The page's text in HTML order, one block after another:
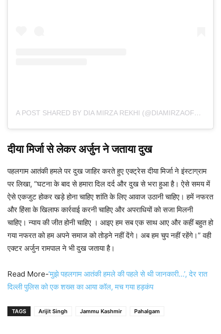
A POST SHARED BY DIA MIRZA REKHI (@DIAMIRZAOFFICIAL)
दीया मिर्जा से लेकर अर्जुन ने जताया दुख
पहलगाम आतंकी हमले पर दुख जाहिर करते हुए एक्ट्रेस दीया मिर्जा ने इंस्टाग्राम
पर लिखा, “घटना के बाद से हमारा दिल दर्द और दुख से भरा हुआ है। ऐसे समय में
ऐसे एकजुट होकर खड़े होना चाहिए शांति के लिए आवाज उठानी चाहिए। हमें नफरत
और हिंसा के खिलाफ कार्रवाई करनी चाहिए और अपराधियों को सजा मिलनी
चाहिए। न्याय की जीत होनी चाहिए ‌। आइए हम सब एक साथ आए और कहीं बहुत हो
गया नफरत को हम अपने समाज को तोड़ने नहीं देंगे। अब हम चुप नहीं रहेंगे।” वही
एक्टर अर्जुन रामपाल ने भी दुख जताया है।
Read More-‘मुझे पहलगाम आतंकी हमले की पहले से थी जानकारी…’, देर रात
दिल्ली पुलिस को एक शख्स का आया कॉल, मच गया हड़कंप
TAGS Arijit Singh Jammu Kashmir Pahalgam